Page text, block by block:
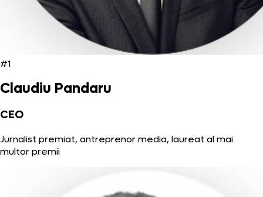
#1
Claudiu Pandaru
CEO
Jurnalist premiat, antreprenor media, laureat al mai
multor premii